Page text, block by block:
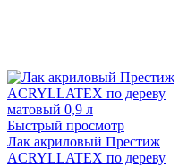
Быстрый просмотр
Лак акриловый Престиж
ACRYLLATEX по дереву